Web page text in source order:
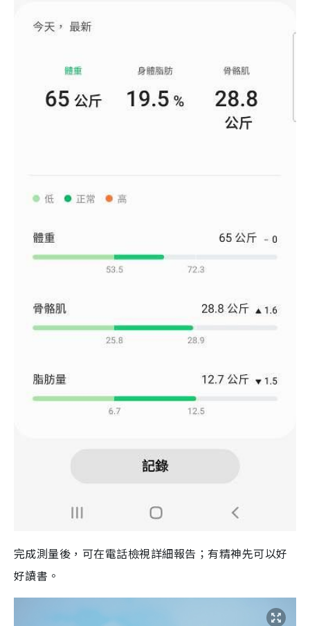
完成測量後，可在電話檢視詳細報告；有精神先可以好
好讀書。